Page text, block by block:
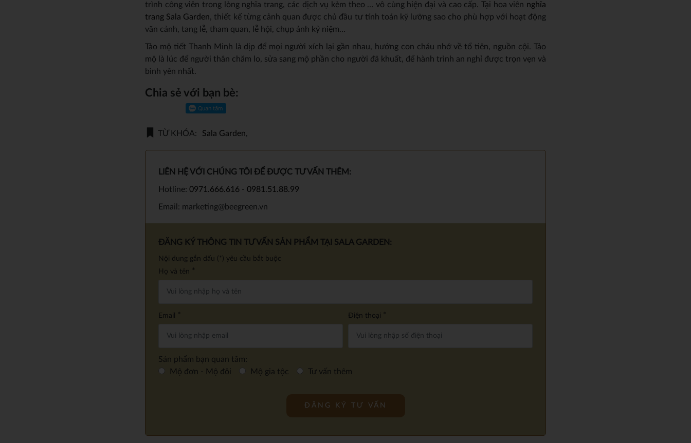
trình công viên trong lòng nghĩa trang, các dịch vụ kèm theo … vô cùng hiện đại và cao cấp. Tại hoa viên nghĩa
trang Sala Garden, thiết kế từng cảnh quan được chủ đầu tư tính toán kỹ lưỡng sao cho phù hợp với hoạt động
vãn cảnh, tang lễ, tham quan, lễ hội, chụp ảnh kỷ niệm…
Tảo mộ tiết Thanh Minh là dịp để mọi người xích lại gần nhau, hướng con cháu nhớ về tổ tiên, nguồn cội. Tảo
mộ là lúc để người thân chăm lo, sửa sang mộ phần cho người đã khuất, để hành trình an nghỉ được trọn vẹn và
bình yên nhất.
Chia sẻ với bạn bè:
TỪ KHÓA: Sala Garden,
LIÊN HỆ VỚI CHÚNG TÔI ĐỂ ĐƯỢC TƯ VẤN THÊM:
Hotline: 0971.666.616 - 0981.51.88.99
Email: marketing@beegreen.vn
ĐĂNG KÝ THÔNG TIN TƯ VẤN SẢN PHẨM TẠI SALA GARDEN:
Nội dung gắn dấu (*) yêu cầu bắt buộc
Họ và tên *
Điện thoại *
Email *
Sản phẩm bạn quan tâm:
Mộ đơn - Mộ đôi
Mộ gia tộc Tư vấn thêm